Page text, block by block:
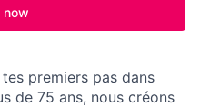
now
premiers pas dans
de 75 ans, nous créons